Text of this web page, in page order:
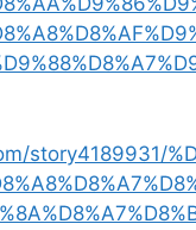
story4189931/